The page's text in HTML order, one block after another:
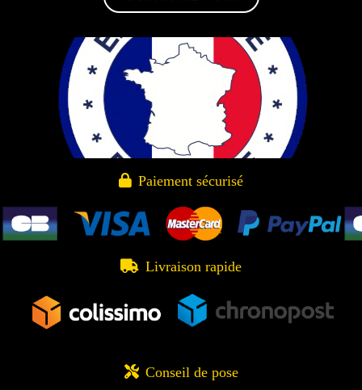
 Paiement sécurisé
 Livraison rapide
 Conseil de pose